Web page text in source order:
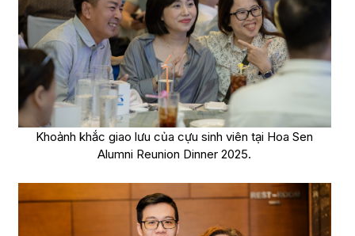
Khoảnh khắc giao lưu của cựu sinh viên tại Hoa Sen
Alumni Reunion Dinner 2025.